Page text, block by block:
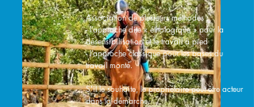
Association de plusieurs méthodes :
- l’approche dite « éthologique » pour la
désensibilisation et le travail à pied
- l’approche classique pour les bases du
travail monté.
S'il le souhaite, le propriétaire peut être acteur
dans la démarche.